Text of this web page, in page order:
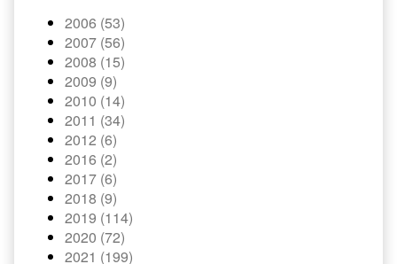
2006 (53)
2007 (56)
2008 (15)
2009 (9)
2010 (14)
2011 (34)
2012 (6)
2016 (2)
2017 (6)
2018 (9)
2019 (114)
2020 (72)
2021 (199)